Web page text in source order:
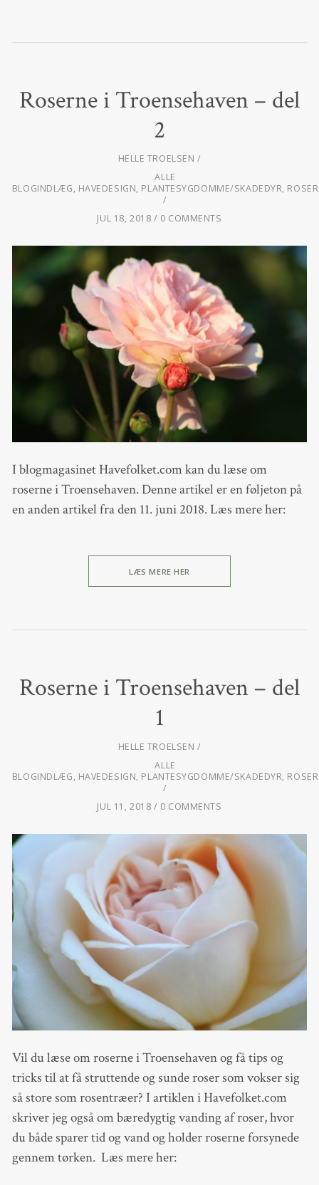
Roserne i Troensehaven – del
2
HELLE TROELSEN
ALLE
BLOGINDLÆG, HAVEDESIGN, PLANTESYGDOMME/SKADEDYR, ROSER
JUL 18, 2018 0 COMMENTS
I blogmagasinet Havefolket.com kan du læse om
roserne i Troensehaven. Denne artikel er en føljeton på
en anden artikel fra den 11. juni 2018. Læs mere her:
LÆS MERE HER
Roserne i Troensehaven – del
1
HELLE TROELSEN
ALLE
BLOGINDLÆG, HAVEDESIGN, PLANTESYGDOMME/SKADEDYR, ROSER
JUL 11, 2018 0 COMMENTS
Vil du læse om roserne i Troensehaven og få tips og
tricks til at få struttende og sunde roser som vokser sig
så store som rosentræer? I artiklen i Havefolket.com
skriver jeg også om bæredygtig vanding af roser, hvor
du både sparer tid og vand og holder roserne forsynede
gennem tørken. Læs mere her: